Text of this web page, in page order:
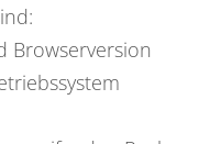
Browserversion